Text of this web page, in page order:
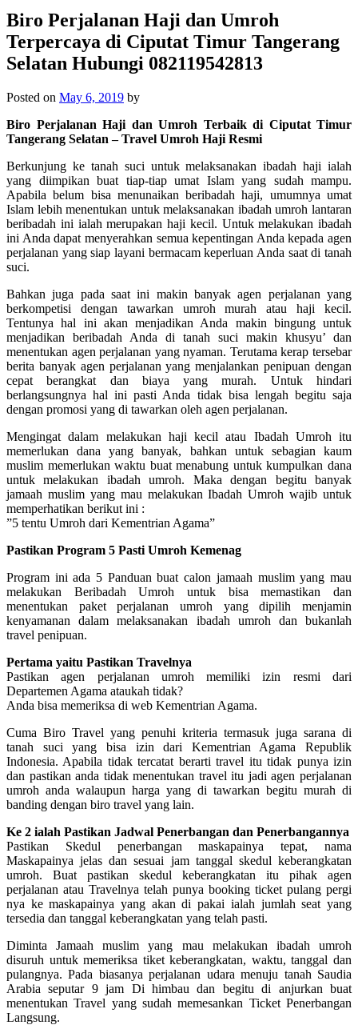
Biro Perjalanan Haji dan Umroh
Terpercaya di Ciputat Timur Tangerang
Selatan Hubungi 082119542813
Posted on May 6, 2019 by
Biro Perjalanan Haji dan Umroh Terbaik di Ciputat Timur
Tangerang Selatan – Travel Umroh Haji Resmi
Berkunjung ke tanah suci untuk melaksanakan ibadah haji ialah
yang diimpikan buat tiap-tiap umat Islam yang sudah mampu.
Apabila belum bisa menunaikan beribadah haji, umumnya umat
Islam lebih menentukan untuk melaksanakan ibadah umroh lantaran
beribadah ini ialah merupakan haji kecil. Untuk melakukan ibadah
ini Anda dapat menyerahkan semua kepentingan Anda kepada agen
perjalanan yang siap layani bermacam keperluan Anda saat di tanah
suci.
Bahkan juga pada saat ini makin banyak agen perjalanan yang
berkompetisi dengan tawarkan umroh murah atau haji kecil.
Tentunya hal ini akan menjadikan Anda makin bingung untuk
menjadikan beribadah Anda di tanah suci makin khusyu’ dan
menentukan agen perjalanan yang nyaman. Terutama kerap tersebar
berita banyak agen perjalanan yang menjalankan penipuan dengan
cepat berangkat dan biaya yang murah. Untuk hindari
berlangsungnya hal ini pasti Anda tidak bisa lengah begitu saja
dengan promosi yang di tawarkan oleh agen perjalanan.
Mengingat dalam melakukan haji kecil atau Ibadah Umroh itu
memerlukan dana yang banyak, bahkan untuk sebagian kaum
muslim memerlukan waktu buat menabung untuk kumpulkan dana
untuk melakukan ibadah umroh. Maka dengan begitu banyak
jamaah muslim yang mau melakukan Ibadah Umroh wajib untuk
memperhatikan berikut ini :
”5 tentu Umroh dari Kementrian Agama”
Pastikan Program 5 Pasti Umroh Kemenag
Program ini ada 5 Panduan buat calon jamaah muslim yang mau
melakukan Beribadah Umroh untuk bisa memastikan dan
menentukan paket perjalanan umroh yang dipilih menjamin
kenyamanan dalam melaksanakan ibadah umroh dan bukanlah
travel penipuan.
Pertama yaitu Pastikan Travelnya
Pastikan agen perjalanan umroh memiliki izin resmi dari
Departemen Agama ataukah tidak?
Anda bisa memeriksa di web Kementrian Agama.
Cuma Biro Travel yang penuhi kriteria termasuk juga sarana di
tanah suci yang bisa izin dari Kementrian Agama Republik
Indonesia. Apabila tidak tercatat berarti travel itu tidak punya izin
dan pastikan anda tidak menentukan travel itu jadi agen perjalanan
umroh anda walaupun harga yang di tawarkan begitu murah di
banding dengan biro travel yang lain.
Ke 2 ialah Pastikan Jadwal Penerbangan dan Penerbangannya
Pastikan Skedul penerbangan maskapainya tepat, nama
Maskapainya jelas dan sesuai jam tanggal skedul keberangkatan
umroh. Buat pastikan skedul keberangkatan itu pihak agen
perjalanan atau Travelnya telah punya booking ticket pulang pergi
nya ke maskapainya yang akan di pakai ialah jumlah seat yang
tersedia dan tanggal keberangkatan yang telah pasti.
Diminta Jamaah muslim yang mau melakukan ibadah umroh
disuruh untuk memeriksa tiket keberangkatan, waktu, tanggal dan
pulangnya. Pada biasanya perjalanan udara menuju tanah Saudia
Arabia seputar 9 jam Di himbau dan begitu di anjurkan buat
menentukan Travel yang sudah memesankan Ticket Penerbangan
Langsung.